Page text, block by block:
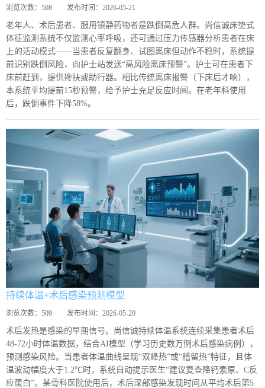
浏览次数： 508 发布时间： 2026-05-21
老年人、术后患者、服用镇静药物者是跌倒高危人群。尚信诚床垫式
体征监测系统不仅监测心率呼吸，还可通过压力传感器分析患者在床
上的活动模式——当患者反复翻身、试图离床但动作不稳时，系统提
前识别跌倒风险，向护士站发送“高风险离床预警”。护士可在患者下
床前赶到，提供搀扶或助行器。相比传统离床报警（下床后才响），
本系统平均提前15秒预警，给予护士充足反应时间。在老年科使用
后，跌倒事件下降58%。
持续体温+术后感染预测模型
浏览次数： 509 发布时间： 2026-05-20
术后发热是感染的早期信号。尚信诚持续体温系统连续采集患者术后
48-72小时体温数据，结合AI模型（学习历史数万例术后感染病例），
预测感染风险。当患者体温曲线呈现“双峰热”或“稽留热”特征，且体
温波动幅度大于1.2℃时，系统自动提示医生“建议复查降钙素原、C反
应蛋白”。某骨科医院使用后，术后深部感染发现时间从平均术后第5